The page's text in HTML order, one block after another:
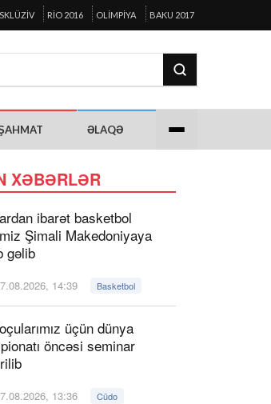
RIO 2016 OLIMPIYA BAKU 2017
ƏLAQƏ
XƏBƏRLƏR
ibarət basketbol
Şimali Makedoniyaya
gəlib
14:39 Basketbol
üçün dünya
öncəsi seminar
13:36 Cüdo